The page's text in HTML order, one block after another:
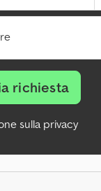
richiesta
sulla privacy